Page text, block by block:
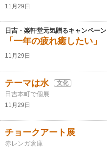
11月29日
日吉・楽軒堂元気贈るキャンペーン
「一年の疲れ癒したい」
11月29日
テーマは水 文化
日吉本町で個展
11月29日
チョークアート展
赤レンガ倉庫